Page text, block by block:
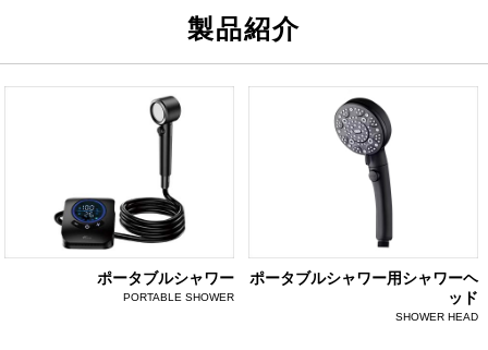
製品紹介
ポータブルシャワー
PORTABLE SHOWER
ポータブルシャワー用シャワーヘ
ッド
SHOWER HEAD